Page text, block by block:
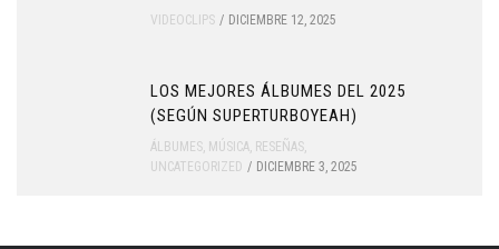
VIDEOCLIPS DICIEMBRE 12, 2025
LOS MEJORES ÁLBUMES DEL 2025
(SEGÚN SUPERTURBOYEAH)
ÁLBUMES MÚSICA RESEÑAS
UNCATEGORIZED
DICIEMBRE 3, 2025